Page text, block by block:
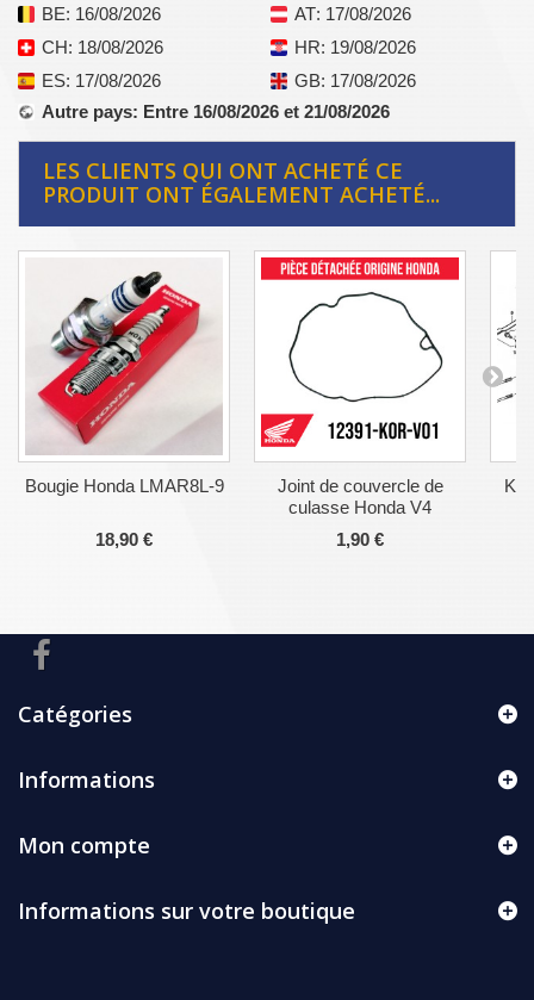
BE: 16/08/2026 AT: 17/08/2026
CH: 18/08/2026 HR: 19/08/2026
ES: 17/08/2026 GB: 17/08/2026
Autre pays: Entre 16/08/2026 et 21/08/2026
LES CLIENTS QUI ONT ACHETÉ CE
PRODUIT ONT ÉGALEMENT ACHETÉ...
Bougie Honda LMAR8L-9
18,90 €
Joint de couvercle de
culasse Honda V4
1,90 €
Kit
Catégories
Informations
Mon compte
Informations sur votre boutique